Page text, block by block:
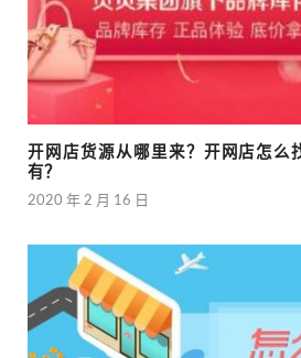
开网店货源从哪里来？开网店怎么
有？
2020 年 2 月 16 日